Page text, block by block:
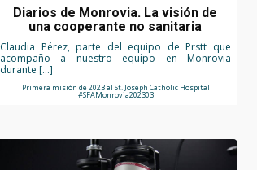
Diarios de Monrovia. La visión de
una cooperante no sanitaria
Claudia Pérez, parte del equipo de Prstt que
acompaño a nuestro equipo en Monrovia
durante […]
Primera misión de 2023 al St. Joseph Catholic Hospital
#SFAMonrovia202303